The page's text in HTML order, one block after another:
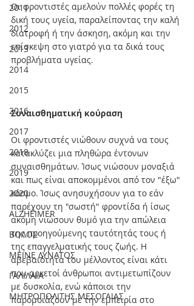
2011
2012
2013
2014
2015
2016
2017
2018
2019
2020
ALZHEIMER
ΒΟΛΟΣ
ΜΕΙΝΕ ΔΥΝΑΤΟΣ
ΓΑΛΙΛΑΙΑ
ΜΗΤΡΟΠΟΛΙΤΗΣ ΜΕΣΟΓΑΙΑΣ
Οι φροντιστές αμελούν πολλές φορές τη
δική τους υγεία, παραλείποντας την καλή
διατροφή ή την άσκηση, ακόμη και την
επίσκεψη στο γιατρό για τα δικά τους
προβλήματα υγείας.
Συναισθηματική κούραση
Οι φροντιστές νιώθουν συχνά να τους
κατακλύζει μια πληθώρα έντονων
συναισθημάτων. Ίσως νιώσουν μοναξιά
και πως είναι αποκομμένοι από τον "έξω"
κόσμο. Ίσως ανησυχήσουν για το εάν
παρέχουν τη "σωστή" φροντίδα ή ίσως
ακόμη νιώσουν θυμό για την απώλεια
της προηγούμενης ταυτότητάς τους ή
της επαγγελματικής τους ζωής. Η
αβεβαιότητα του μέλλοντος είναι κάτι
που αρκετοί άνθρωποι αντιμετωπίζουν
με δυσκολία, ενώ κάποιοι την
παρομοιάζουν με την εμπειρία στο